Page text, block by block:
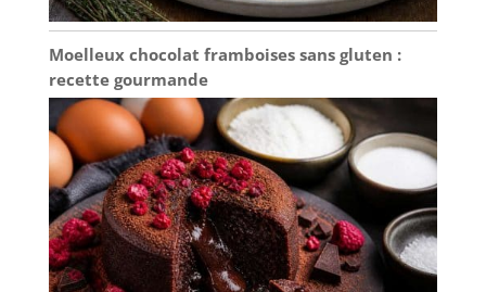
Moelleux chocolat framboises sans gluten :
recette gourmande